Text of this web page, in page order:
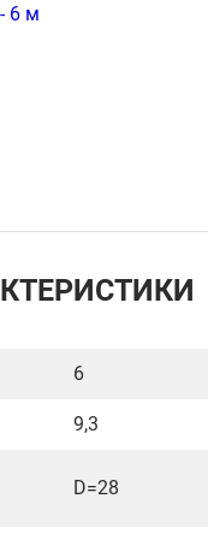
6
9,3
D=28